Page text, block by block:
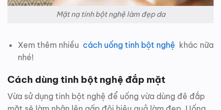
Mặt nạ tinh bột nghệ làm đẹp da
Xem thêm nhiều cách uống tinh bột nghệ khác nữa
nhé!
Cách dùng tinh bột nghệ đắp mặt
Vừa sử dụng tinh bột nghệ để uống vừa dùng đê đắp